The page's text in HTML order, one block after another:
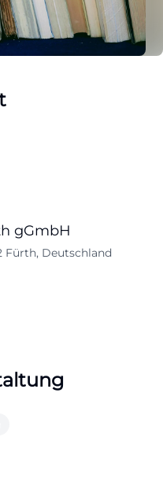
gGmbH
Fürth, Deutschland